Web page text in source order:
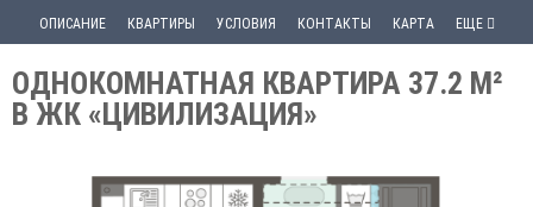
ОПИСАНИЕ КВАРТИРЫ УСЛОВИЯ КОНТАКТЫ КАРТА ЕЩЕ
ОДНОКОМНАТНАЯ КВАРТИРА 37.2 М²
В ЖК «ЦИВИЛИЗАЦИЯ»